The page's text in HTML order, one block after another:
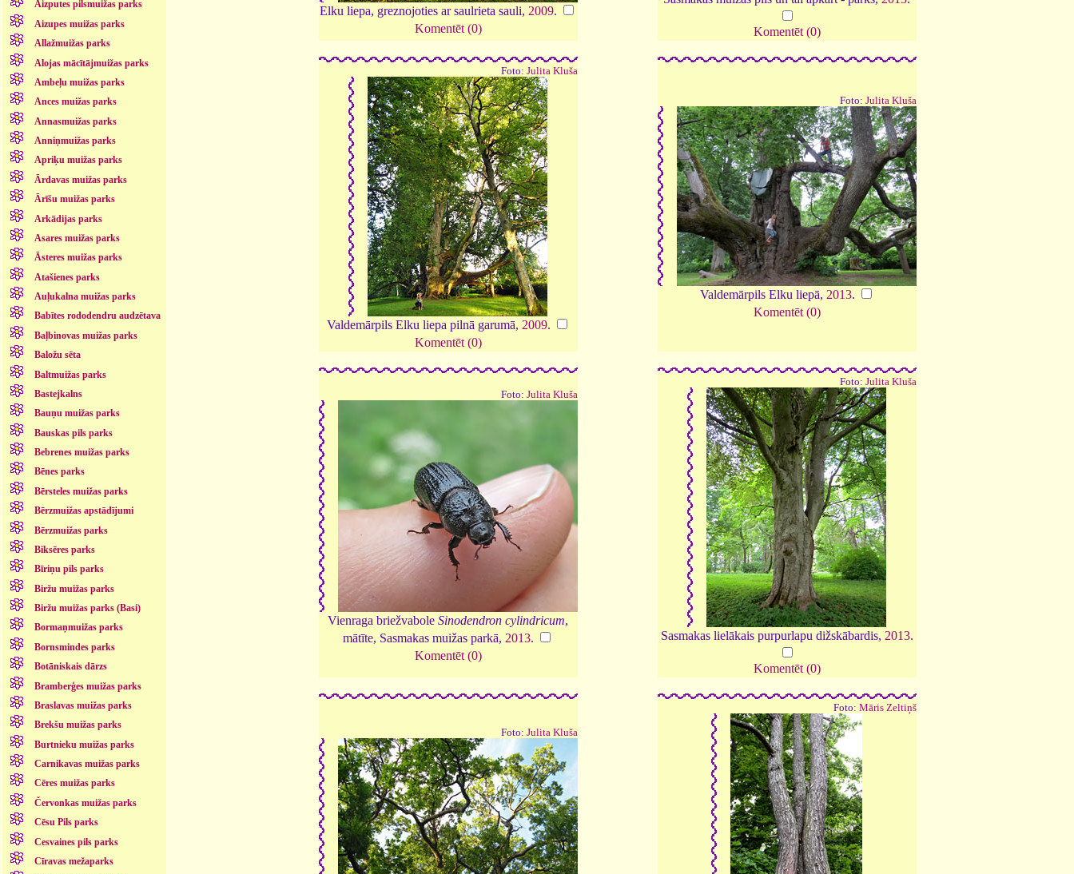
Aizputes pilsmuižas parks
Aizupes muižas parks
Allažmuižas parks
Alojas mācītājmuižas parks
Ambeļu muižas parks
Ances muižas parks
Annasmuižas parks
Anniņmuižas parks
Apriķu muižas parks
Ārdavas muižas parks
Ārīšu muižas parks
Arkādijas parks
Asares muižas parks
Āsteres muižas parks
Atašienes parks
Auļukalna muižas parks
Babītes rododendru audzētava
Baļbinovas muižas parks
Baložu sēta
Baltmuižas parks
Bastejkalns
Bauņu muižas parks
Bauskas pils parks
Bebrenes muižas parks
Bēnes parks
Bērsteles muižas parks
Bērzmuižas apstādījumi
Bērzmuižas parks
Biksēres parks
Bīriņu pils parks
Biržu muižas parks
Biržu muižas parks (Basi)
Bormaņmuižas parks
Bornsmindes parks
Botāniskais dārzs
Bramberģes muižas parks
Braslavas muižas parks
Brekšu muižas parks
Burtnieku muižas parks
Carnikavas muižas parks
Cēres muižas parks
Červonkas muižas parks
Cēsu Pils parks
Cesvaines pils parks
Cīravas mežaparks
Elku liepa, greznojoties ar saulrieta sauli, 2009.
Komentēt (0)
Komentēt (0)
Foto: Julita Kluša
Valdemārpils Elku liepa pilnā garumā, 2009.
Komentēt (0)
Foto: Julita Kluša
Valdemārpils Elku liepā, 2013.
Komentēt (0)
Foto: Julita Kluša
Vienraga briežvabole Sinodendron cylindricum,
mātīte, Sasmakas muižas parkā, 2013.
Komentēt (0)
Foto: Julita Kluša
Sasmakas lielākais purpurlapu dižskābardis, 2013.
Komentēt (0)
Foto: Julita Kluša
Foto: Māris Zeltiņš